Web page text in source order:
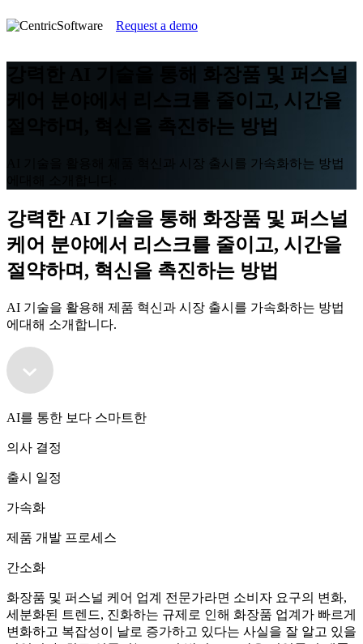
Request a demo
강력한 AI 기술을 통해 화장품 및 퍼스널
케어 분야에서 리스크를 줄이고, 시간을
절약하며, 혁신을 촉진하는 방법
AI 기술을 활용해 제품 혁신과 시장 출시를 가속화하는 방법
강력한 AI 기술을 통해 화장품 및 퍼스널
케어 분야에서 리스크를 줄이고, 시간을
절약하며, 혁신을 촉진하는 방법
AI 기술을 활용해 제품 혁신과 시장 출시를 가속화하는 방법
에대해 소개합니다.
AI를 통한 보다 스마트한
의사 결정
출시 일정
가속화
제품 개발 프로세스
간소화
화장품 및 퍼스널 케어 업계 전문가라면 소비자 요구의 변화,
세분화된 트렌드, 진화하는 규제로 인해 화장품 업계가 빠르게
변화하고 복잡성이 날로 증가하고 있다는 사실을 잘 알고 있을